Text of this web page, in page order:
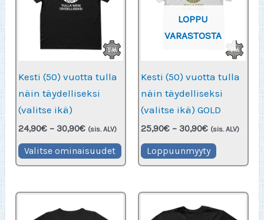
tuotteen
Kesti (50) vuotta tulla
näin täydelliseksi
(valitse ikä)
24,90€ – 30,90€Hintaluokka:
-
30,90€
(sis. ALV)
Valitse ominaisuudet Tällä
tuotteella
useampi
muunnelma.
LOPPU
VARASTOSTA
Kesti (50) vuotta tulla
näin täydelliseksi
(valitse ikä) GOLD
25,90€ – 30,90€Hintaluokka:
-
30,90€
(sis. ALV)
Loppuunmyyty Tällä
tuotteella
useampi